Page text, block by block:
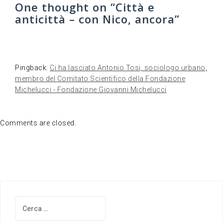
One thought on “Città e
anticittà – con Nico, ancora”
Pingback: Ci ha lasciato Antonio Tosi, sociologo urbano,
membro del Comitato Scientifico della Fondazione
Michelucci - Fondazione Giovanni Michelucci
Comments are closed.
per: